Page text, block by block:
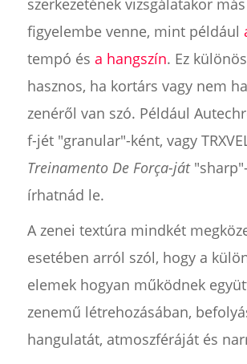
figyelembe venne, mint például
tempó és a hangszín. Ez
hasznos, ha kortárs vagy nem
zenéről van szó. Például
f-jét "granular"-ként, vagy
Treinamento De Força-ját
írhatnád le.
A zenei textúra mindkét
esetében arról szól, hogy a
elemek hogyan működnek
zenemű létrehozásában,
hangulatát, atmoszféráját és